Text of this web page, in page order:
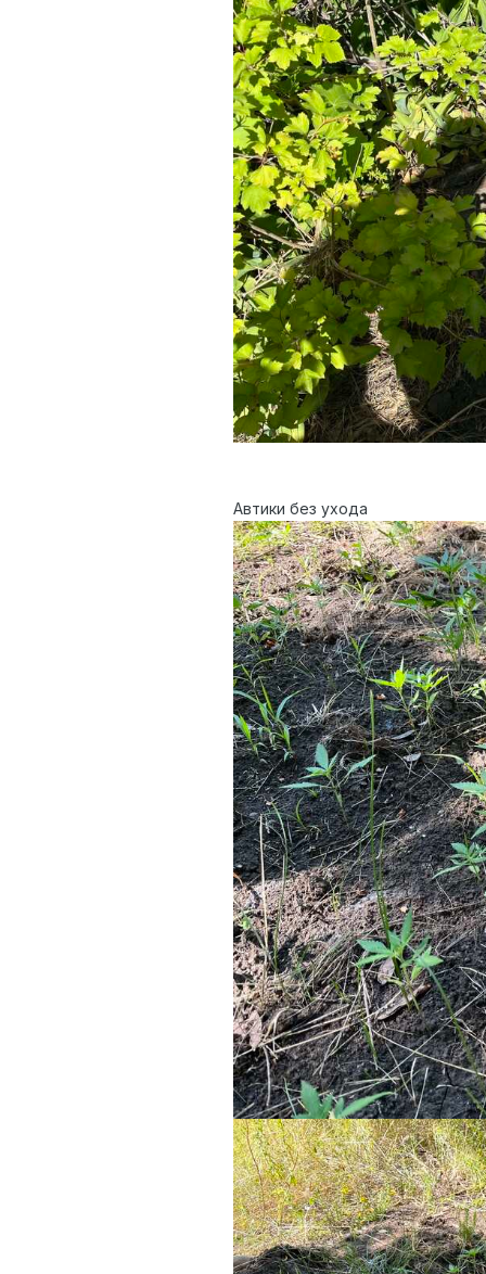
Автики без ухода